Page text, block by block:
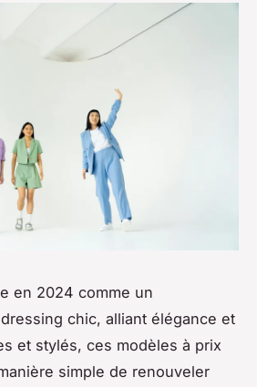
en 2024 comme un
chic, alliant élégance et
et stylés, ces modèles à prix
simple de renouveler